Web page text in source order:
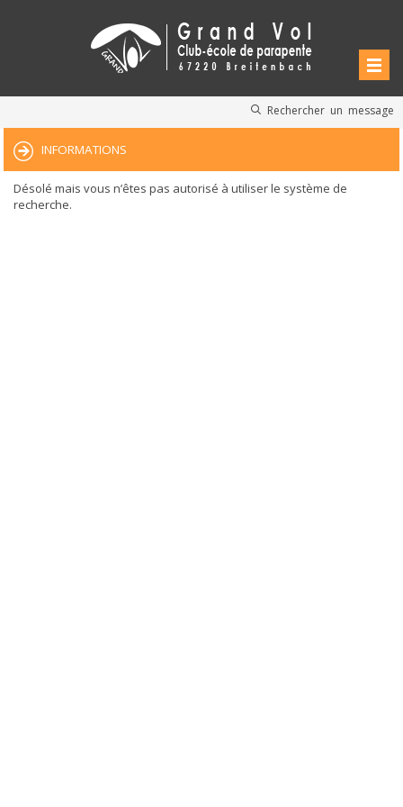
Rechercher un message
INFORMATIONS
Désolé mais vous n’êtes pas autorisé à utiliser le système de
recherche.